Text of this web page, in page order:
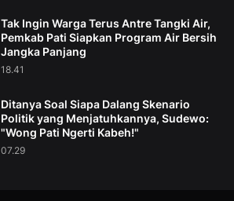
Tak Ingin Warga Terus Antre Tangki Air,
Pemkab Pati Siapkan Program Air Bersih
Jangka Panjang
18.41
Ditanya Soal Siapa Dalang Skenario
Politik yang Menjatuhkannya, Sudewo:
"Wong Pati Ngerti Kabeh!"
07.29